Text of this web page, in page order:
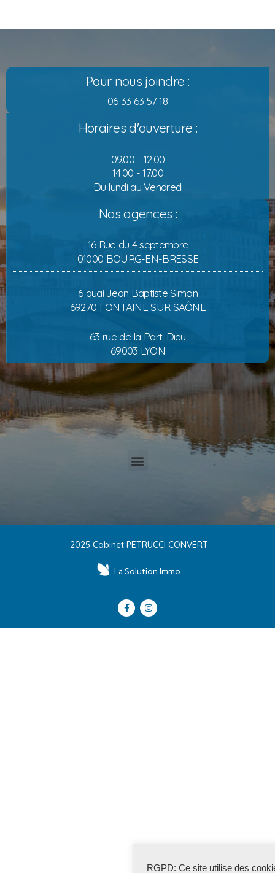
Pour nous joindre :
06 33 63 57 18
Horaires d'ouverture :
09.00 - 12.00
14.00 - 17.00
Du lundi au Vendredi
Nos agences :
16 Rue du 4 septembre
01000 BOURG-EN-BRESSE
6 quai Jean Baptiste Simon
69270 FONTAINE SUR SAÔNE
63 rue de la Part-Dieu
69003 LYON
2025 Cabinet PETRUCCI CONVERT
La Solution Immo
RGPD: Ce site utilise des